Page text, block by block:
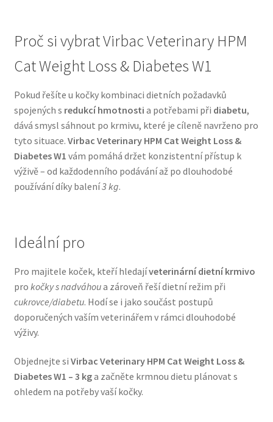
Pelíšky pro psy
Ortopedické pelíšky
Přepravky pro psy
Purizon pro psy — Vysoký obsah masa, bez obilovin
Royal Canin pro psy
Vodítka a obojky
Wolf of Wilderness
Proč si vybrat Virbac Veterinary HPM
Cat Weight Loss & Diabetes W1
Pokud řešíte u kočky kombinaci dietních požadavků
spojených s redukcí hmotnosti a potřebami při diabetu,
dává smysl sáhnout po krmivu, které je cíleně navrženo pro
tyto situace. Virbac Veterinary HPM Cat Weight Loss &
Diabetes W1 vám pomáhá držet konzistentní přístup k
výživě – od každodenního podávání až po dlouhodobé
používání díky balení3 kg.
Ideální pro
Pro majitele koček, kteří hledajíveterinární dietní krmivo
pro kočky s nadváhoua zároveň řeší dietní režim při
cukrovce/diabetu. Hodí se i jako součást postupů
doporučených vaším veterinářem v rámci dlouhodobé
výživy.
Objednejte si Virbac Veterinary HPM Cat Weight Loss &
Diabetes W1 – 3 kga začněte krmnou dietu plánovat s
ohledem na potřeby vaší kočky.